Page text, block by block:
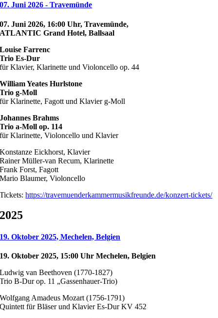
07. Juni 2026 - Travemünde
07. Juni 2026, 16:00 Uhr, Travemünde,
ATLANTIC Grand Hotel, Ballsaal
Louise Farrenc
Trio Es-Dur
für Klavier, Klarinette und Violoncello op. 44
William Yeates Hurlstone
Trio g-Moll
für Klarinette, Fagott und Klavier g-Moll
Johannes Brahms
Trio a-Moll op. 114
für Klarinette, Violoncello und Klavier
Konstanze Eickhorst, Klavier
Rainer Müller-van Recum, Klarinette
Frank Forst, Fagott
Mario Blaumer, Violoncello
Tickets:https://travemuenderkammermusikfreunde.de/konzert-tickets/
2025
19. Oktober 2025, Mechelen, Belgien
19. Oktober 2025, 15:00 Uhr Mechelen, Belgien
Ludwig van Beethoven (1770-1827)
Trio B-Dur op. 11 „Gassenhauer-Trio)
Wolfgang Amadeus Mozart (1756-1791)
Quintett für Bläser und Klavier Es-Dur KV 452